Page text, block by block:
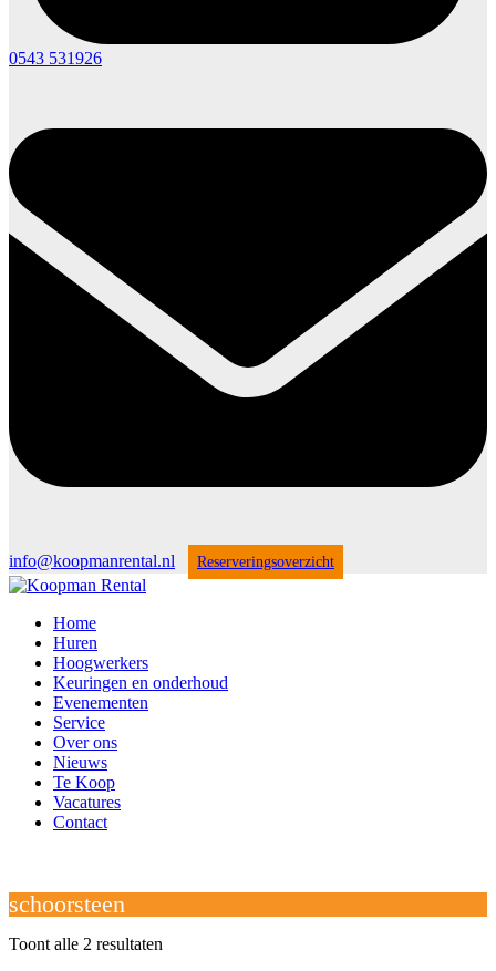
0543 531926
info@koopmanrental.nl Reserveringsoverzicht
Home
Huren
Hoogwerkers
Keuringen en onderhoud
Evenementen
Service
Over ons
Nieuws
Te Koop
Vacatures
Contact
menu
menu
schoorsteen
Toont alle 2 resultaten